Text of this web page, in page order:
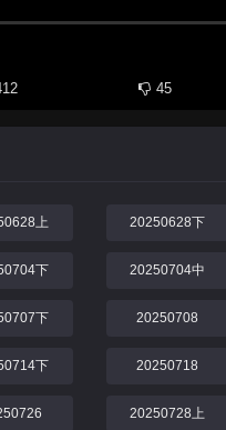
45
上 20250628下
下 20250704中
下 20250708
下 20250718
20250728上